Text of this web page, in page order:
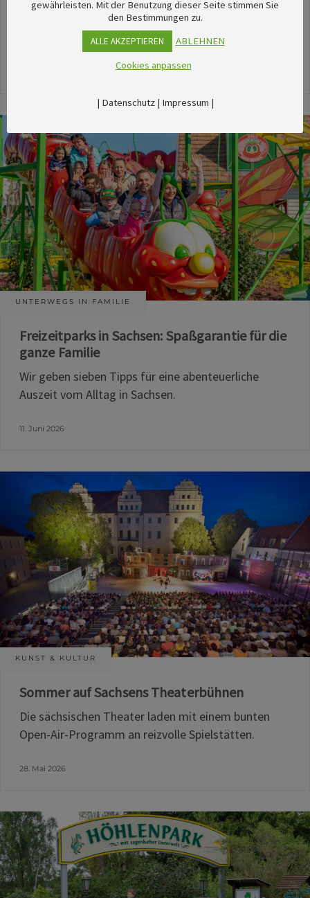
stimmungsvolle Veranstaltungen im August
herausgesucht.
UNTERWEGS IN FAMILIE
Freizeitparks in Sachsen: Spaßgarantie für die
ganze Familie
Wir geben sieben Tipps für eine abenteuerliche
Auszeit vom Alltag in Sachsen.
11. Juni 2026
KUNST & KULTUR
Sommer auf Sachsens Theaterbühnen
Die sächsischen Theater laden mit einem bunten
Open-Air-Programm an reizvolle Spielstätten.
28. Mai 2026
gewährleisten. Mit der Benutzung dieser Seite stimmen Sie
den Bestimmungen zu.
ALLE AKZEPTIEREN
ABLEHNEN
Cookies anpassen
| Datenschutz| Impressum |